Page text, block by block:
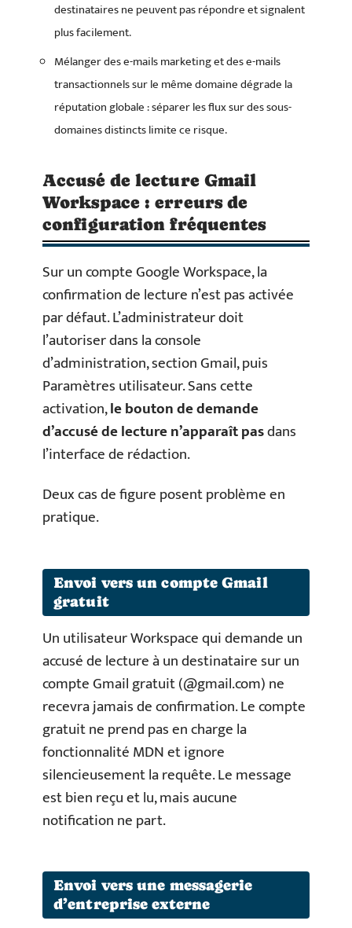
destinataires ne peuvent pas répondre et signalent
plus facilement.
Mélanger des e-mails marketing et des e-mails
transactionnels sur le même domaine dégrade la
réputation globale : séparer les flux sur des sous-
domaines distincts limite ce risque.
Accusé de lecture Gmail
Workspace : erreurs de
configuration fréquentes
Sur un compte Google Workspace, la
confirmation de lecture n’est pas activée
par défaut. L’administrateur doit
l’autoriser dans la console
d’administration, section Gmail, puis
Paramètres utilisateur. Sans cette
activation,le bouton de demande
d’accusé de lecture n’apparaît pasdans
l’interface de rédaction.
Deux cas de figure posent problème en
pratique.
Envoi vers un compte Gmail
gratuit
Un utilisateur Workspace qui demande un
accusé de lecture à un destinataire sur un
compte Gmail gratuit (@gmail.com) ne
recevra jamais de confirmation. Le compte
gratuit ne prend pas en charge la
fonctionnalité MDN et ignore
silencieusement la requête. Le message
est bien reçu et lu, mais aucune
notification ne part.
Envoi vers une messagerie
d’entreprise externe